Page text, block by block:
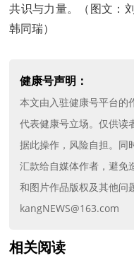
共识与力量。（图文：
韩同瑞）
健康号声明：
本文由入驻健康号平台的
代表健康号立场。仅供读
据此操作，风险自担。同
汇款给自媒体作者，避免
和图片作品版权及其他问
kangNEWS@163.com
相关阅读